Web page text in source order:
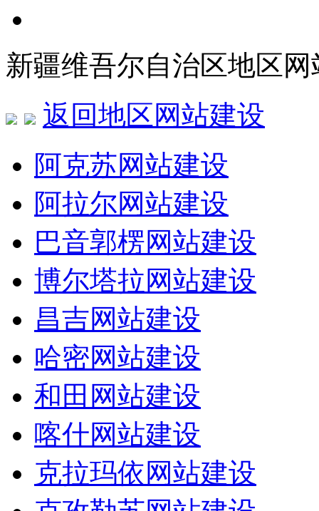
新疆维吾尔自治区地区网
返回地区网站建设
阿克苏网站建设
阿拉尔网站建设
巴音郭楞网站建设
博尔塔拉网站建设
昌吉网站建设
哈密网站建设
和田网站建设
喀什网站建设
克拉玛依网站建设